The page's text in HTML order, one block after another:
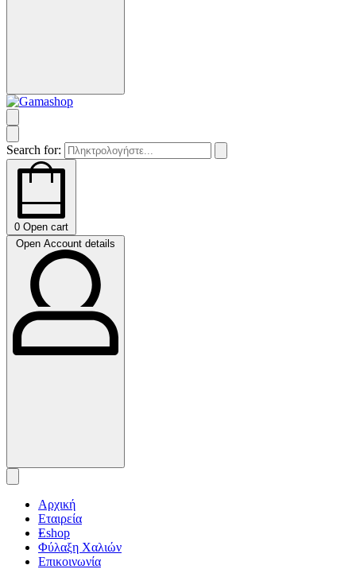
Search for:
0 Open cart
Open Account details
Αρχική
Εταιρεία
Eshop
Φύλαξη Χαλιών
Επικοινωνία